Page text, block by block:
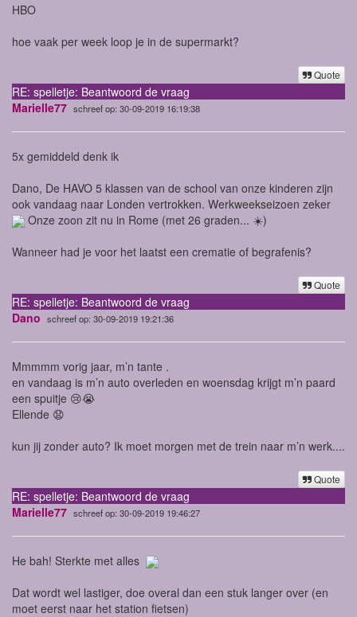
HBO
hoe vaak per week loop je in de supermarkt?
Quote
RE: spelletje: Beantwoord de vraag
Marielle77 schreef op: 30-09-2019 16:19:38
5x gemiddeld denk ik
Dano, De HAVO 5 klassen van de school van onze kinderen zijn
ook vandaag naar Londen vertrokken. Werkweekseizoen zeker
Onze zoon zit nu in Rome (met 26 graden... ☀️)
Wanneer had je voor het laatst een crematie of begrafenis?
Quote
RE: spelletje: Beantwoord de vraag
Dano schreef op: 30-09-2019 19:21:36
Mmmmm vorig jaar, m’n tante .
en vandaag is m’n auto overleden en woensdag krijgt m’n paard
een spuitje 😢😭
Ellende 😧
kun jij zonder auto? Ik moet morgen met de trein naar m’n werk....
Quote
RE: spelletje: Beantwoord de vraag
Marielle77 schreef op: 30-09-2019 19:46:27
He bah! Sterkte met alles
Dat wordt wel lastiger, doe overal dan een stuk langer over (en
moet eerst naar het station fietsen)